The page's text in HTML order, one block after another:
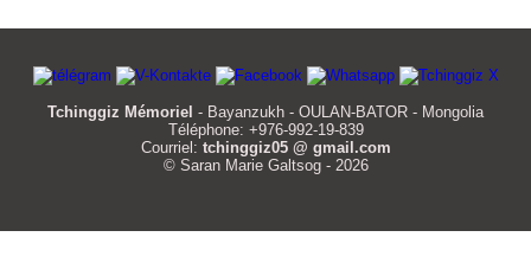
Tchinggiz Mémoriel - Bayanzukh - OULAN-BATOR - Mongolia
Téléphone: +976-992-19-839
Courriel: tchinggiz05 @ gmail.com
© Saran Marie Galtsog - 2026